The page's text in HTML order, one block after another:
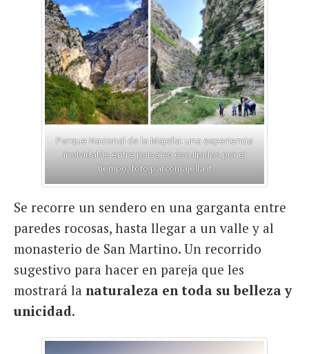
Parque Nacional de la Majella: una experiencia
inolvidable entre paisajes esculpidos por el
tiempo, foto parcomajella.it
Se recorre un sendero en una garganta entre
paredes rocosas, hasta llegar a un valle y al
monasterio de San Martino. Un recorrido
sugestivo para hacer en pareja que les
mostrará la naturaleza en toda su belleza y
unicidad.